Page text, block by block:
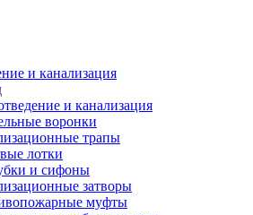
и канализация
и канализация
воронки
трапы
лотки
и сифоны
затворы
муфты